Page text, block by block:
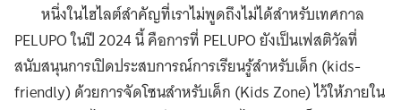
หนึ่งในไฮไลต์สำคัญที่เราไม่พูดถึงไม่ได้สำหรับเทศกาล
PELUPO ในปี 2024 นี้ คือการที่ PELUPO ยังเป็นเฟสติวัลที่
สนับสนุนการเปิดประสบการณ์การเรียนรู้สำหรับเด็ก (kids-
friendly) ด้วยการจัดโซนสำหรับเด็ก (Kids Zone) ไว้ให้ภายใน